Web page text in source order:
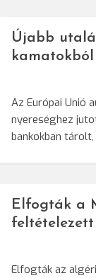
Újabb
kamatokból
Az Európai Unió
nyereséghez
bankokban
Elfogták a
Elfogták az